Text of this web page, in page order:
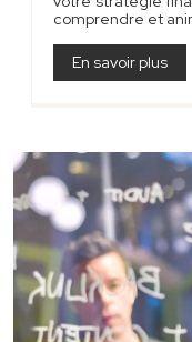
comprendre et
En savoir plus